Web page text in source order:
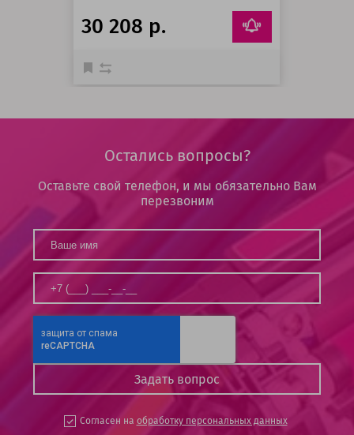
30 208 р.
Остались вопросы?
Оставьте свой телефон, и мы обязательно Вам
перезвоним
Согласен на обработку персональных данных